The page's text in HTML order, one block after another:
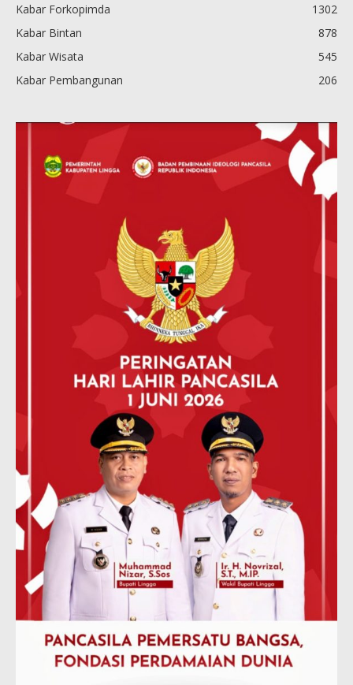
Kabar Forkopimda
1302
Kabar Bintan
878
Kabar Wisata
545
Kabar Pembangunan
206